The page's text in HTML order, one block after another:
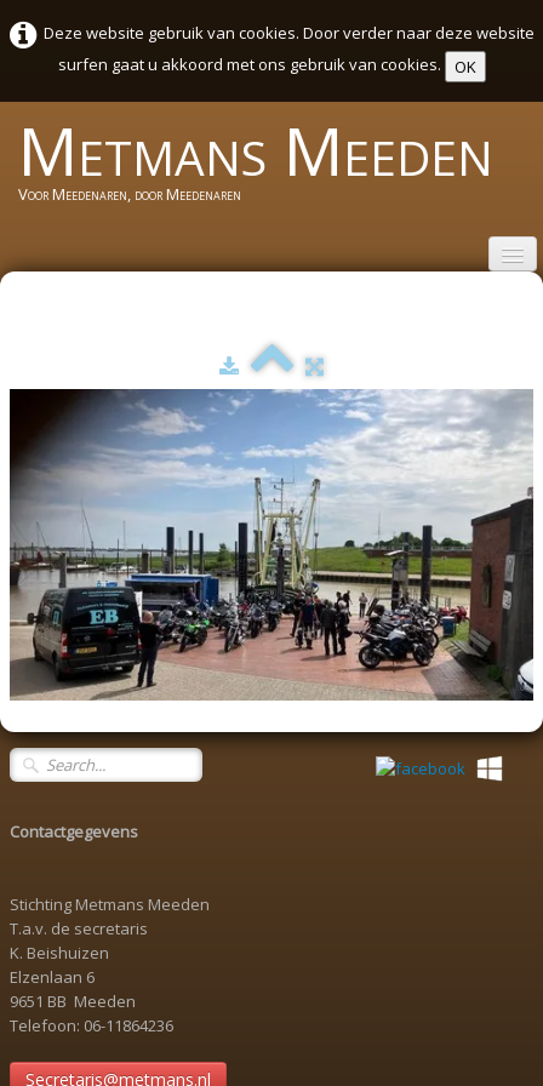
Deze website gebruik van cookies. Door verder naar deze website
surfen gaat u akkoord met ons gebruik van cookies.
OK
Metmans Meeden
Voor Meedenaren, door Meedenaren
Activiteiten Agenda Meeden
Sport en cultuurweek 2026
Foto's
Contactgegevens
Stichting Metmans Meeden
T.a.v. de secretaris
K. Beishuizen
Elzenlaan 6
9651 BB Meeden
Telefoon: 06-11864236
Secretaris@metmans.nl